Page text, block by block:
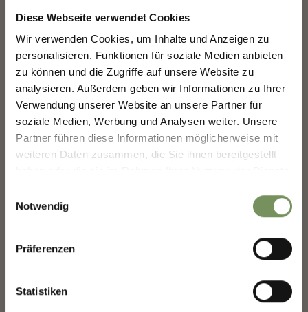
Diese Webseite verwendet Cookies
Wir verwenden Cookies, um Inhalte und Anzeigen zu
personalisieren, Funktionen für soziale Medien anbieten
zu können und die Zugriffe auf unsere Website zu
analysieren. Außerdem geben wir Informationen zu Ihrer
Verwendung unserer Website an unsere Partner für
soziale Medien, Werbung und Analysen weiter. Unsere
Partner führen diese Informationen möglicherweise mit
weiteren Daten zusammen, die Sie ihnen bereitgestellt
Notwendig
Präferenzen
Statistiken
Infos zur Tour
Status gesperrt
Dauer 2:30 h
Länge 8,6 km
Schwierigkeit leicht
Höhenmeter bergauf
250 hm
Höhenmeter bergab
GPX-DATEN DOWNLOADEN
Passeiertal
Entdecke das Beste von Marling!🌄
Melde dich jetzt für unseren Newsletter an und sei
der Erste, der über exklusive Angebote, besondere
Veranstaltungen und versteckte Tipps für den
nächsten Besuch in Marling informiert wird!
👉 Jetzt anmelden unddeinen Urlaub in Marling
noch schöner machen!
Vorname